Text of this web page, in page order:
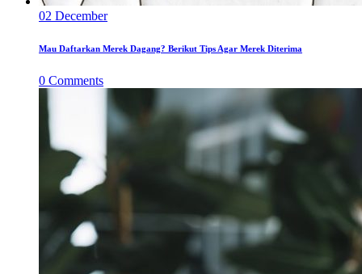
02 December
Mau Daftarkan Merek Dagang? Berikut Tips Agar Merek Diterima
0 Comments